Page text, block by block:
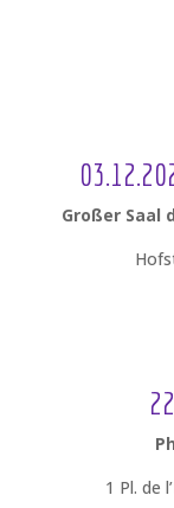
Großer Saal
1 Pl. de